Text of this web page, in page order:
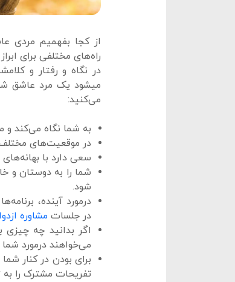
از کجا بفهمیم مردی
راه‌های مختلفی برای
در نگاه و رفتار و
میشود یک مرد عاشق
می‌کنید:
به شما نگاه می‌کند
در موقعیت‌های
سعی دارد با
شما را به دوستان و
شود.
درمورد آینده،
در جلسات مشاوره
اگر بدانید چه
می‌خواهند درمورد شما
برای بودن در کنار
تفریحات مشترک را به